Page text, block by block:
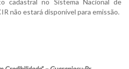
não estará disponível para emissão.